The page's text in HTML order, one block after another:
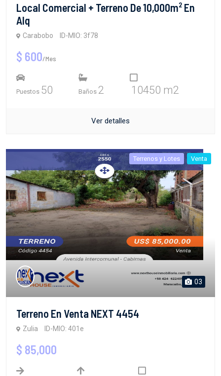
Local Comercial + Terreno De 10,000m² En
Alq
Carabobo ID-MIO: 3f78
$ 600/Mes
Puestos 50 Baños 2 10450 m2
Ver detalles
Terrenos y Lotes Venta
03
Terreno En Venta NEXT 4454
Zulia ID-MIO: 401e
$ 85,000